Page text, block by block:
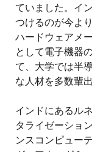
ていました。イ
つけるのが今よ
ハードウェアメ
として電子機器
て、大学では半
な人材を多数輩
インドにあるル
タライゼーショ
ンスコンピュー